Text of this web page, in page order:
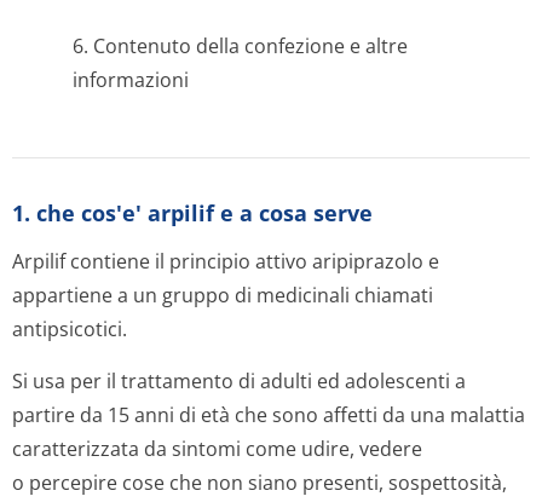
6. Contenuto della confezione e altre
informazioni
1. che cos'e' arpilif e a cosa serve
Arpilif contiene il principio attivo aripiprazolo e
appartiene a un gruppo di medicinali chiamati
antipsicotici.
Si usa per il trattamento di adulti ed adolescenti a
partire da 15 anni di età che sono affetti da una malattia
caratterizzata da sintomi come udire, vedere
o percepire cose che non siano presenti, sospettosità,